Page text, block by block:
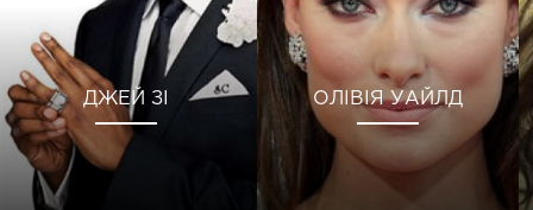
ДЖЕЙ ЗІ ОЛІВІЯ УАЙЛД